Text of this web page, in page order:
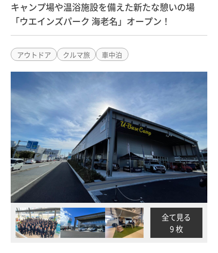
キャンプ場や温浴施設を備えた新たな憩いの場
「ウエインズパーク 海老名」オープン！
アウトドア クルマ旅 車中泊
全て見る
9 枚